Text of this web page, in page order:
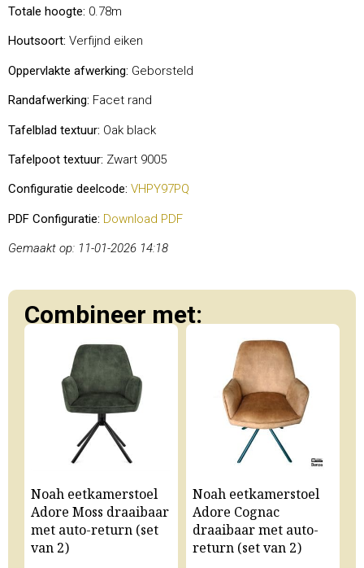
Totale hoogte: 0.78m
Houtsoort: Verfijnd eiken
Oppervlakte afwerking: Geborsteld
Randafwerking: Facet rand
Tafelblad textuur: Oak black
Tafelpoot textuur: Zwart 9005
Configuratie deelcode: VHPY97PQ
PDF Configuratie: Download PDF
Gemaakt op: 11-01-2026 14:18
Combineer met:
Noah eetkamerstoel
Adore Moss draaibaar
met auto-return (set
van 2)
Noah eetkamerstoel
Adore Cognac
draaibaar met auto-
return (set van 2)